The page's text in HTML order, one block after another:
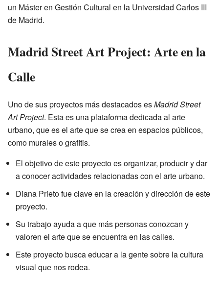
un Máster en Gestión Cultural en la Universidad Carlos III
de Madrid.
Madrid Street Art Project: Arte en la
Calle
Uno de sus proyectos más destacados esMadrid Street
Art Project. Esta es una plataforma dedicada al arte
urbano, que es el arte que se crea en espacios públicos,
como murales o grafitis.
El objetivo de este proyecto es organizar, producir y dar
a conocer actividades relacionadas con el arte urbano.
Diana Prieto fue clave en la creación y dirección de este
proyecto.
Su trabajo ayuda a que más personas conozcan y
valoren el arte que se encuentra en las calles.
Este proyecto busca educar a la gente sobre la cultura
visual que nos rodea.